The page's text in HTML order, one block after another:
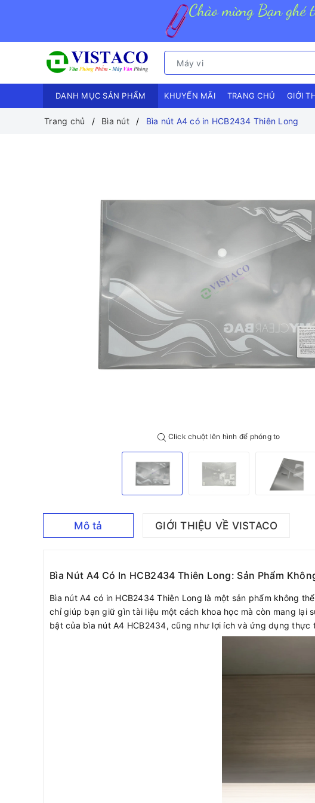
DANH MỤC SẢN PHẨM KHUYẾN MÃI TRANG CHỦ GIỚI
Trang chủ Bìa nút Bìa nút A4 có in HCB2434 Thiên Long
Click chuột lên hình để phóng to
Mô tả GIỚI THIỆU VỀ VISTACO
Bìa Nút A4 Có In HCB2434 Thiên Long: Sản Phẩm
Bìa nút A4 có in HCB2434 Thiên Long là một sản phẩm không
chỉ giúp bạn giữ gìn tài liệu một cách khoa học mà còn mang
bật của bìa nút A4 HCB2434, cũng như lợi ích và ứng dụng thực